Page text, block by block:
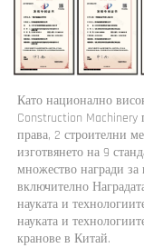
Като национално
Construction Machinery
права, 2 строителни
изготвянето на 9
множество награди
включително
науката и
науката и
кранове в Китай.